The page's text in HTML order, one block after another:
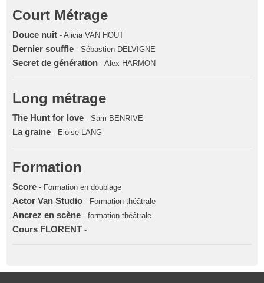
Court Métrage
Douce nuit - Alicia VAN HOUT
Dernier souffle - Sébastien DELVIGNE
Secret de génération - Alex HARMON
Long métrage
The Hunt for love - Sam BENRIVE
La graine - Eloise LANG
Formation
Score - Formation en doublage
Actor Van Studio - Formation théâtrale
Ancrez en scène - formation théâtrale
Cours FLORENT -